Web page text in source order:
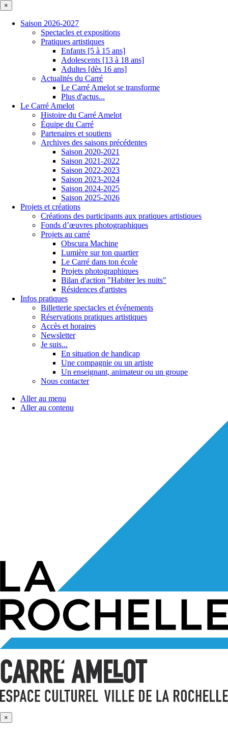
×
Saison 2026-2027
Spectacles et expositions
Pratiques artistiques
Enfants [5 à 15 ans]
Adolescents [13 à 18 ans]
Adultes [dès 16 ans]
Actualités du Carré
Le Carré Amelot se transforme
Plus d'actus...
Le Carré Amelot
Histoire du Carré Amelot
Équipe du Carré
Partenaires et soutiens
Archives des saisons précédentes
Saison 2020-2021
Saison 2021-2022
Saison 2022-2023
Saison 2023-2024
Saison 2024-2025
Saison 2025-2026
Projets et créations
Créations des participants aux pratiques artistiques
Fonds d’œuvres photographiques
Projets au carré
Obscura Machine
Lumière sur ton quartier
Le Carré dans ton école
Projets photographiques
Bilan d'action "Habiter les nuits"
Résidences d'artistes
Infos pratiques
Billetterie spectacles et événements
Réservations pratiques artistiques
Accès et horaires
Newsletter
Je suis...
En situation de handicap
Une compagnie ou un artiste
Un enseignant, animateur ou un groupe
Nous contacter
Aller au menu
Aller au contenu
×